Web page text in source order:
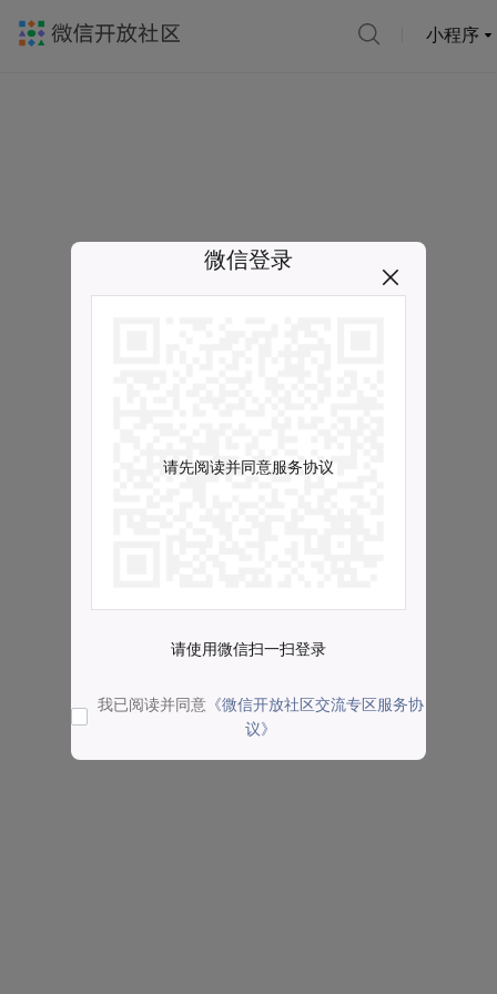
小程序
微信登录
请先阅读并同意服务协议
请使用微信扫一扫登录
我已阅读并同意 《微信开放社区交流专区服务协
议》